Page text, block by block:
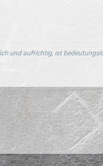
und aufrichtig, ist